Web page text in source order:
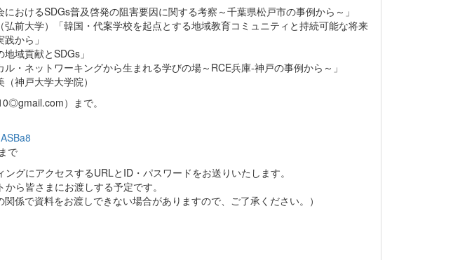
おけるSDGs普及啓発の阻害要因に関する考察～千葉県松戸市の事例から～」
弘前大学）「韓国・代案学校を起点とする地域教育コミュニティと持続可能な将来
から」
域貢献とSDGs」
・ネットワーキングから生まれる学びの場～RCE兵庫-神戸の事例から～」
神戸大学大学院）
）まで。
で
グにアクセスするURLとID・パスワードをお送りいたします。
ら皆さまにお渡しする予定です。
係で資料をお渡しできない場合がありますので、ご了承ください。）